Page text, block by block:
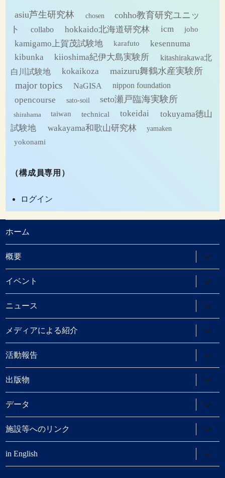
ブ
asiu芦生研究林 chosen
cohho教育研究ユニッ
ト
collabo hokkaido北海道研究林 icm joho
kamigamo上賀茂試験地 karafuto
kesennuma
kibunka
kiioshima紀伊大島実験所
kitashirakawa北
白川試験地
kokaikoza maizuru舞鶴水産実験所
major topics NaGISA nippon foundation
opencourse sato-soil seto瀬戸臨海実験所
shirahama taiwan technical tokeidai
tokuyama徳山
試験地
wakayama和歌山研究林
yamaken
yokonami
（構成員専用）
ログイン
ホーム
概要
ブ
メ
ニ
ュ
ー
を
展
開
イベント
ブ
メ
ニ
ュ
ー
を
展
開
ニュース
ブ
メ
ニ
ュ
ー
を
展
開
メディアによる紹介
ブ
メ
ニ
ュ
ー
を
展
開
活動報告
ブ
メ
ニ
ュ
ー
を
展
開
出版物
ブ
メ
ニ
ュ
ー
を
展
開
データ
ブ
メ
ニ
ュ
ー
を
展
開
施設等へのリンク
ブ
メ
ニ
ュ
ー
in English
ブ
メ